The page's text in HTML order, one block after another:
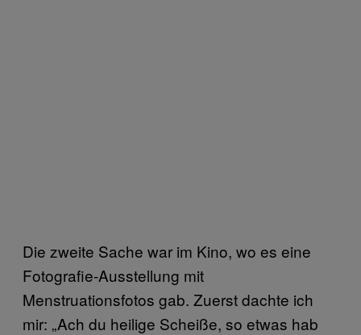
Die zweite Sache war im Kino, wo es eine
Fotografie-Ausstellung mit
Menstruationsfotos gab. Zuerst dachte ich
mir: „Ach du heilige Scheiße, so etwas hab